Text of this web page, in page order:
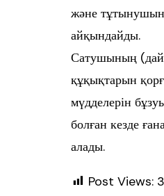
және
айқындайды.
Сатушының
құқықтарын
мүдделерін
болған кезде
алады.
Post Views: